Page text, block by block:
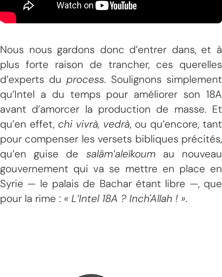
Nous nous gardons donc d’entrer dans, et à
plus forte raison de trancher, ces querelles
d’experts du process. Soulignons simplement
qu’Intel a du temps pour améliorer son 18A
avant d’amorcer la production de masse. Et
qu’en effet, chi vivrà, vedrà, ou qu’encore, tant
pour compenser les versets bibliques précités,
qu’en guise de salâm’aleïkoumau nouveau
gouvernement qui va se mettre en place en
Syrie — le palais de Bachar étant libre —, que
pour la rime : « L’Intel 18A ? Inch'Allah ! ».